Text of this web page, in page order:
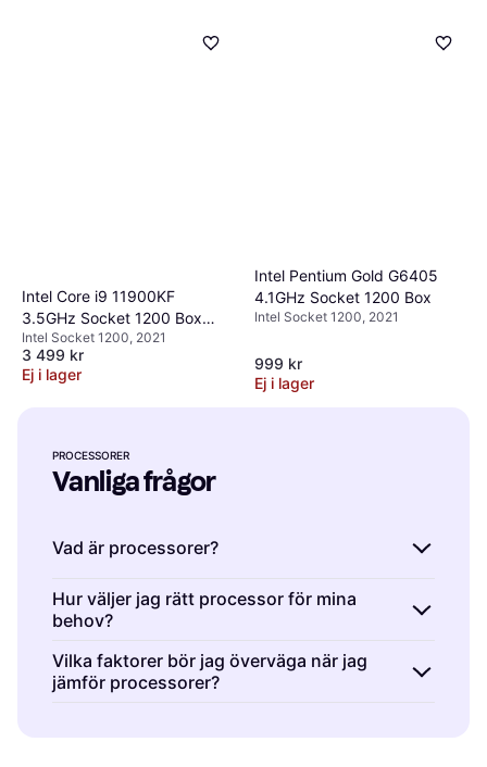
Intel Core i9 11900KF
3.5GHz Socket 1200 Box
without Cooler
Intel Socket 1200, 2021
3 499 kr
Ej i lager
Intel Pentium Gold G6405
4.1GHz Socket 1200 Box
Intel Socket 1200, 2021
999 kr
Ej i lager
PROCESSORER
Vanliga frågor
Vad är processorer?
Processorer är hjärnan i din dator som utför
beräkningar och kör program. De påverkar
datorns hastighet och prestanda. När du
väljer en processor, tänk på antalet kärnor
och klockhastighet för att säkerställa att den
Hur väljer jag rätt processor för mina
behov?
Processorer är olika beroende på
användningsområde. För dagligt bruk, välj en
med färre kärnor och lägre klockhastighet.
Vilka faktorer bör jag överväga när jag
jämför processorer?